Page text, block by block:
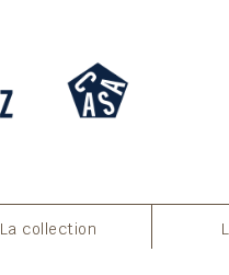
La collection